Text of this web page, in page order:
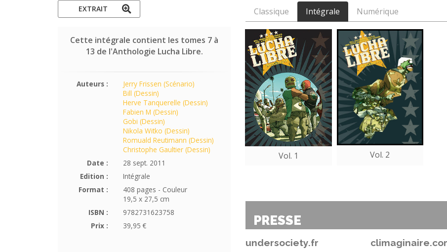
EXTRAIT
Cette intégrale contient les tomes 7 à
13 de l'Anthologie Lucha Libre.
Auteurs :
Jerry Frissen (Scénario)
Bill (Dessin)
Herve Tanquerelle (Dessin)
Fabien M (Dessin)
Gobi (Dessin)
Nikola Witko (Dessin)
Romuald Reutimann (Dessin)
Christophe Gaultier (Dessin)
Date :
28 sept. 2011
Edition :
Intégrale
Format :
408 pages - Couleur
19,5 x 27,5 cm
ISBN :
9782731623758
Prix :
39,95 €
Classique Intégrale Numérique
Vol. 1 Vol. 2
PRESSE
undersociety.fr